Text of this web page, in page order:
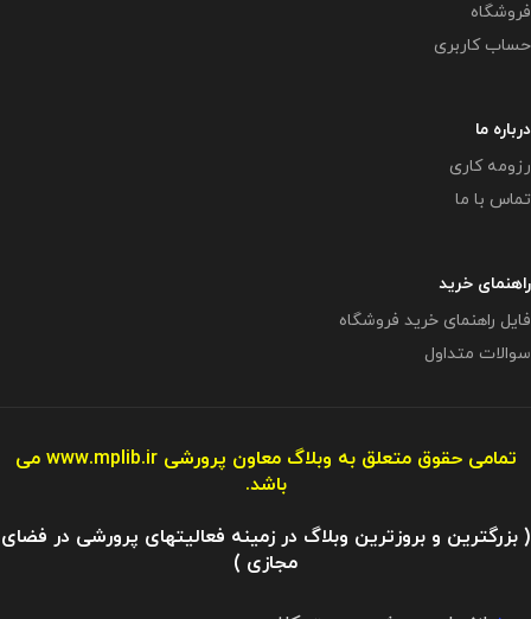
فروشگاه
حساب کاربری
درباره ما
رزومه کاری
تماس با ما
راهنمای خرید
فایل راهنمای خرید فروشگاه
سوالات متداول
تمامی حقوق متعلق به وبلاگ معاون پرورشیwww.mplib.ir می
باشد.
( بزرگترین و بروزترین وبلاگ در زمینه فعالیتهای پرورشی در فضای
مجازی )